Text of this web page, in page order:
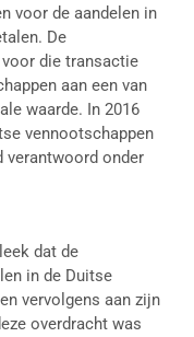
voor de aandelen in
De
die transactie
aan een van
waarde. In 2016
vennootschappen
verantwoord onder
dat de
in de Duitse
vervolgens aan zijn
overdracht was